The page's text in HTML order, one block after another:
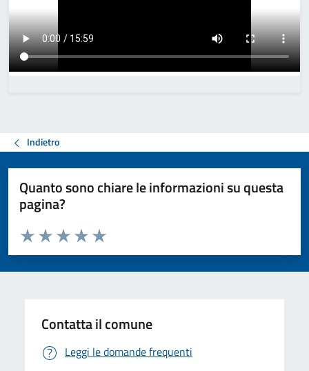
Indietro
Quanto sono chiare le informazioni su questa
pagina?
Valuta da 1 a 5 stelle la pagina
Valuta 5 stelle su 5
Valuta 4 stelle su 5
Valuta 3 stelle su 5
Valuta 2 stelle su 5
Valuta 1 stelle su 5
Contatta il comune
Leggi le domande frequenti